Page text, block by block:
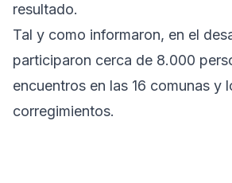
resultado.
Tal y como informaron, en el
participaron cerca de 8.000
encuentros en las 16 comunas y
corregimientos.